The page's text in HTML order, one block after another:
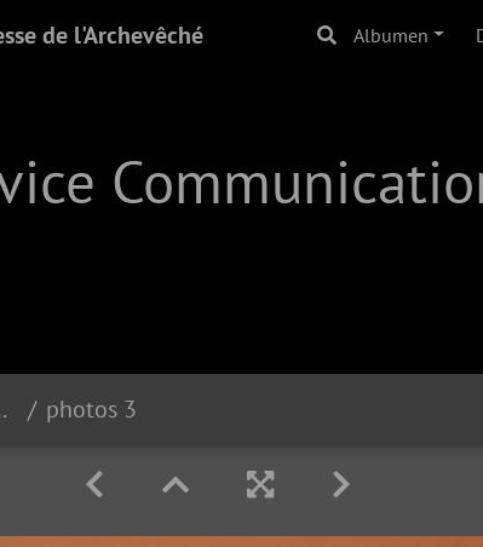
de l'Archevêché Albumen
| 23.03.24 photos 3